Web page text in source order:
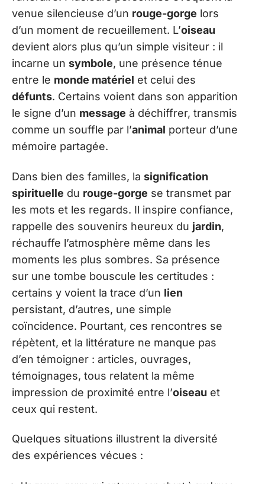
venue silencieuse d’un rouge-gorge lors
d’un moment de recueillement. L’oiseau
devient alors plus qu’un simple visiteur : il
incarne un symbole, une présence ténue
entre le monde matériel et celui des
défunts. Certains voient dans son apparition
le signe d’un message à déchiffrer, transmis
comme un souffle par l’animal porteur d’une
mémoire partagée.
Dans bien des familles, la signification
spirituelle du rouge-gorge se transmet par
les mots et les regards. Il inspire confiance,
rappelle des souvenirs heureux du jardin,
réchauffe l’atmosphère même dans les
moments les plus sombres. Sa présence
sur une tombe bouscule les certitudes :
certains y voient la trace d’un lien
persistant, d’autres, une simple
coïncidence. Pourtant, ces rencontres se
répètent, et la littérature ne manque pas
d’en témoigner : articles, ouvrages,
témoignages, tous relatent la même
impression de proximité entre l’oiseau et
ceux qui restent.
Quelques situations illustrent la diversité
des expériences vécues :